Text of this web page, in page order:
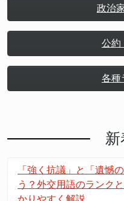
政治
公約
各種
新
「強く抗議」と「遺憾
う？外交用語のランク
かりやすく解説